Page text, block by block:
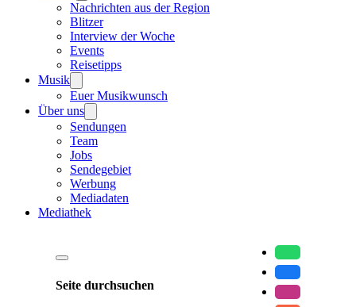
Nachrichten aus der Region
Blitzer
Interview der Woche
Events
Reisetipps
Musik
Euer Musikwunsch
Über uns
Sendungen
Team
Jobs
Sendegebiet
Werbung
Mediadaten
Mediathek
Seite durchsuchen